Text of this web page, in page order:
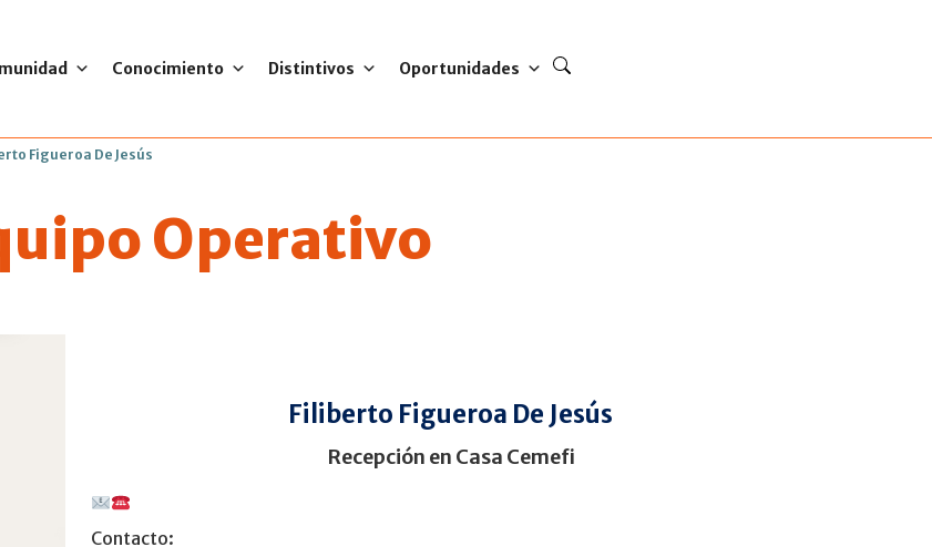
Conocimiento Distintivos Oportunidades
Figueroa De Jesús
Operativo
Filiberto Figueroa De Jesús
Recepción en Casa Cemefi
Contacto: